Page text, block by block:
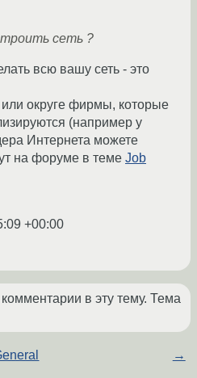
сеть ?
всю вашу сеть - это
округе фирмы, которые
(например у
Интернета можете
на форуме в теме Job
+00:00
в эту тему. Тема
→